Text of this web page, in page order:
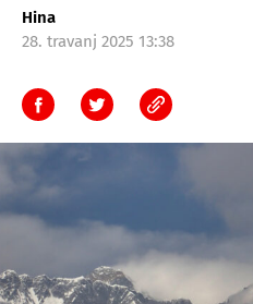
Hina
28. travanj 2025 13:38